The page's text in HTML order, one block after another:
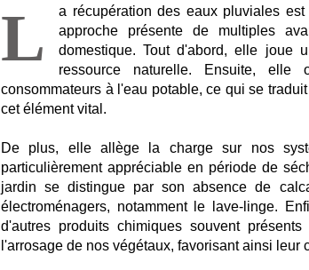
L
a récupération des eaux pluviales
approche présente de multiples
domestique. Tout d'abord, elle joue
ressource naturelle. Ensuite,
consommateurs à l'eau potable, ce qui se
cet élément vital.
De plus, elle allège la charge sur nos
particulièrement appréciable en période de
jardin se distingue par son absence de
électroménagers, notamment le lave-linge.
d'autres produits chimiques souvent
l'arrosage de nos végétaux, favorisant ainsi leur